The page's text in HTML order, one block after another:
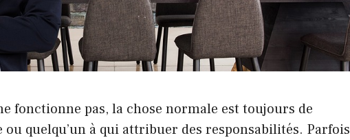
fonctionne pas, la chose normale est toujours de
quelqu’un à qui attribuer des responsabilités. Parfois